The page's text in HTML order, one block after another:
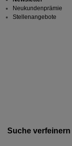
Suche verfeinern
Neukundenprämie
Stellenangebote